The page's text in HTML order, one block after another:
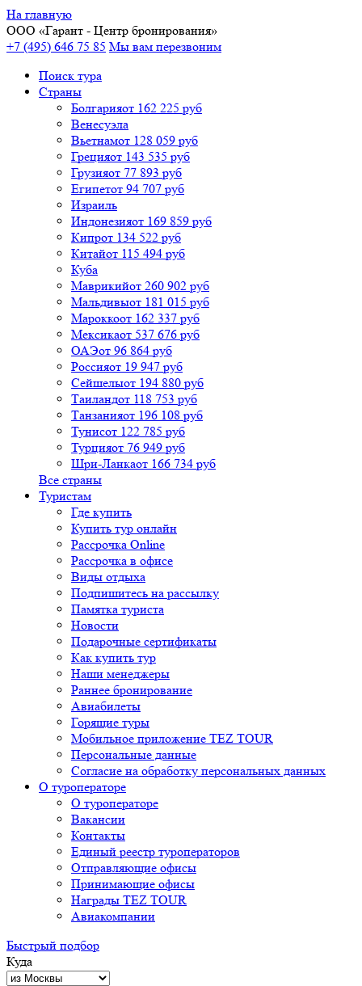
На главную
ООО «Гарант - Центр бронирования»
+7 (495) 646 75 85 Мы вам перезвоним
Поиск тура
Cтраны
Болгарияот 162 225 руб
Венесуэла
Вьетнамот 128 059 руб
Грецияот 143 535 руб
Грузияот 77 893 руб
Египетот 94 707 руб
Израиль
Индонезияот 169 859 руб
Кипрот 134 522 руб
Китайот 115 494 руб
Куба
Маврикийот 260 902 руб
Мальдивыот 181 015 руб
Мароккоот 162 337 руб
Мексикаот 537 676 руб
ОАЭот 96 864 руб
Россияот 19 947 руб
Сейшелыот 194 880 руб
Таиландот 118 753 руб
Танзанияот 196 108 руб
Тунисот 122 785 руб
Турцияот 76 949 руб
Шри-Ланкаот 166 734 руб
Все страны
Туристам
Где купить
Купить тур онлайн
Рассрочка Online
Рассрочка в офисе
Виды отдыха
Подпишитесь на рассылку
Памятка туриста
Новости
Подарочные сертификаты
Как купить тур
Наши менеджеры
Раннее бронирование
Авиабилеты
Горящие туры
Мобильное приложение TEZ TOUR
Персональные данные
Согласие на обработку персональных данных
О туроператоре
О туроператоре
Вакансии
Контакты
Единый реестр туроператоров
Отправляющие офисы
Принимающие офисы
Награды TEZ TOUR
Авиакомпании
Быстрый подбор
Куда